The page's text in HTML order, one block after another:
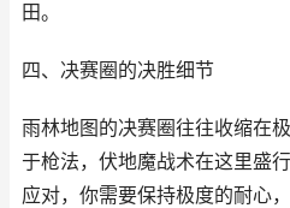
田。
四、决赛圈的决胜细节
雨林地图的决赛圈往往收缩在
于枪法，伏地魔战术在这里盛
应对，你需要保持极度的耐心